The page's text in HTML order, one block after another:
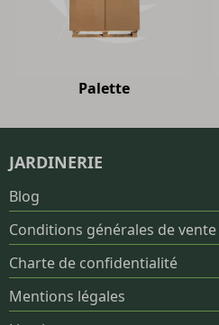
Palette
JARDINERIE
Blog
Conditions générales de vente
Charte de confidentialité
Mentions légales